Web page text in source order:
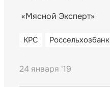
«Мясной Эксперт»
КРС Россельхозбанк
24 января '19